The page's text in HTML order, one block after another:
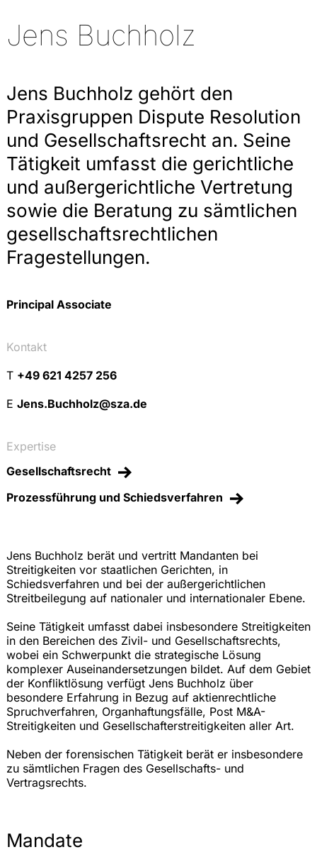
Jens Buchholz
Jens Buchholz gehört den
Praxisgruppen Dispute Resolution
und Gesellschaftsrecht an. Seine
Tätigkeit umfasst die gerichtliche
und außergerichtliche Vertretung
sowie die Beratung zu sämtlichen
gesellschaftsrechtlichen
Fragestellungen.
Jens Buchholz berät und vertritt Mandanten bei
Streitigkeiten vor staatlichen Gerichten, in
Schiedsverfahren und bei der außergerichtlichen
Streitbeilegung auf nationaler und internationaler Ebene.
Seine Tätigkeit umfasst dabei insbesondere Streitigkeiten
in den Bereichen des Zivil- und Gesellschaftsrechts,
wobei ein Schwerpunkt die strategische Lösung
komplexer Auseinandersetzungen bildet. Auf dem Gebiet
der Konfliktlösung verfügt Jens Buchholz über
besondere Erfahrung in Bezug auf aktienrechtliche
Spruchverfahren, Organhaftungsfälle, Post M&A-
Streitigkeiten und Gesellschafterstreitigkeiten aller Art.
Neben der forensischen Tätigkeit berät er insbesondere
zu sämtlichen Fragen des Gesellschafts- und
Vertragsrechts.
Principal Associate
Kontakt
T +49 621 4257 256
E Jens.Buchholz@sza.de
Expertise
Gesellschaftsrecht
Prozessführung und Schiedsverfahren
Mandate